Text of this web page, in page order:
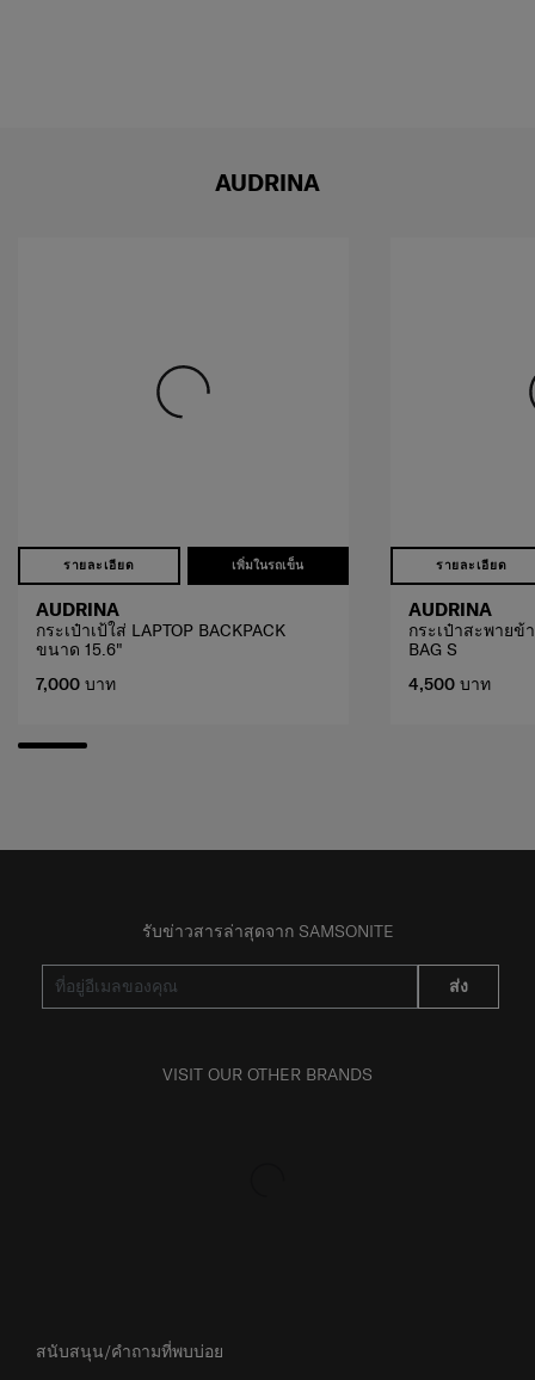
AUDRINA
รายละเอียด เพิ่มในรถเข็น
AUDRINA
กระเป๋าเป้ใส่ LAPTOP BACKPACK
ขนาด 15.6"
7,000 บาท
รายละเอียด
AUDRINA
กระเป๋าสะพายข้
BAG S
4,500 บาท
รับข่าวสารล่าสุดจาก SAMSONITE
ส่ง
VISIT OUR OTHER BRANDS
สนับสนุน/คำถามที่พบบ่อย